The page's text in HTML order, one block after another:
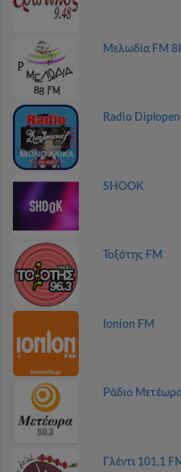
Μελωδία FM
Radio
SHOOK
Τοξότης FM
Ionion FM
Ράδιο
Γλέντι 101,1